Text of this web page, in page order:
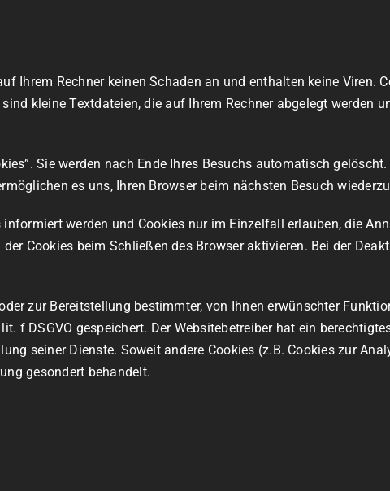
Ihrem Rechner keinen Schaden an und enthalten keine Viren.
kleine Textdateien, die auf Ihrem Rechner abgelegt werden
Sie werden nach Ende Ihres Besuchs automatisch
es uns, Ihren Browser beim nächsten Besuch
werden und Cookies nur im Einzelfall erlauben, die
Cookies beim Schließen des Browser aktivieren. Bei der
zur Bereitstellung bestimmter, von Ihnen erwünschter
f DSGVO gespeichert. Der Websitebetreiber hat ein
seiner Dienste. Soweit andere Cookies (z.B. Cookies zur
gesondert behandelt.